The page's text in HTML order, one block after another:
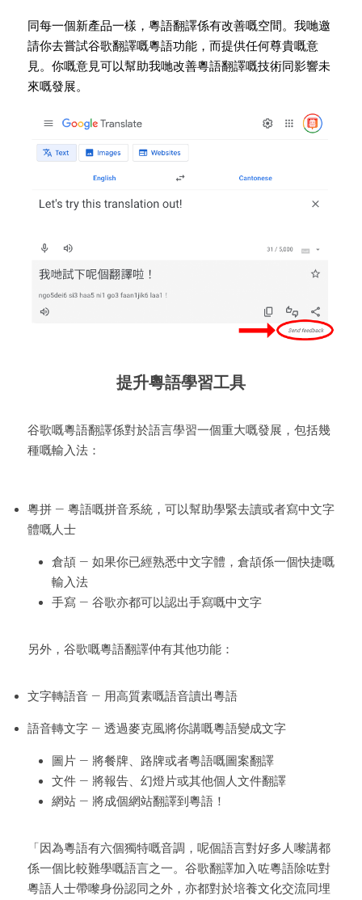
同每一個新產品一樣，粵語翻譯係有改善嘅空間。我哋邀
請你去嘗試谷歌翻譯嘅粵語功能，而提供任何尊貴嘅意
見。你嘅意見可以幫助我哋改善粵語翻譯嘅技術同影響未
來嘅發展。
提升粵語學習工具
谷歌嘅粵語翻譯係對於語言學習一個重大嘅發展，包括幾
種嘅輸入法：
粵拼 — 粵語嘅拼音系統，可以幫助學緊去讀或者寫中文字
體嘅人士
倉頡 — 如果你已經熟悉中文字體，倉頡係一個快捷嘅
輸入法
手寫 — 谷歌亦都可以認出手寫嘅中文字
另外，谷歌嘅粵語翻譯仲有其他功能：
文字轉語音 — 用高質素嘅語音讀出粵語
語音轉文字 — 透過麥克風將你講嘅粵語變成文字
圖片 — 將餐牌、路牌或者粵語嘅圖案翻譯
文件 — 將報告、幻燈片或其他個人文件翻譯
網站 — 將成個網站翻譯到粵語！
「因為粵語有六個獨特嘅音調，呢個語言對好多人嚟講都
係一個比較難學嘅語言之一。谷歌翻譯加入咗粵語除咗對
粵語人士帶嚟身份認同之外，亦都對於培養文化交流同埋